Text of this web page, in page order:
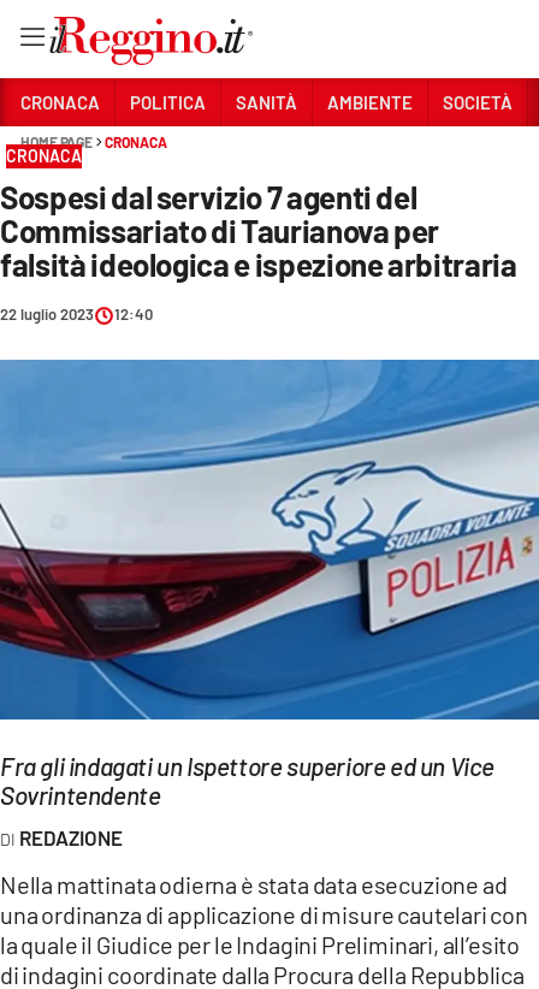
Sezioni
CRONACA
POLITICA
SANITÀ
AMBIENTE
CULTURA
EVENTI
SPORT
Streaming
LAC NETWORK
LAC ONAIR
Network
LACPLAY.IT
CRONACA POLITICA SANITÀ AMBIENTE SOCIETÀ
HOME PAGE CRONACA
CRONACA
Sospesi dal servizio 7 agenti del
Commissariato di Taurianova per
falsità ideologica e ispezione arbitraria
22 luglio 2023 12:40
Fra gli indagati un Ispettore superiore ed un Vice
Sovrintendente
REDAZIONE
Nella mattinata odierna è stata data esecuzione ad
una ordinanza di applicazione di misure cautelari con
la quale il Giudice per le Indagini Preliminari, all’esito
di indagini coordinate dalla Procura della Repubblica